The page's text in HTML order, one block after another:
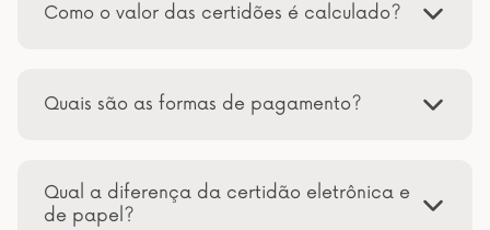
Como o valor das certidões é calculado?
Quais são as formas de pagamento?
Qual a diferença da certidão eletrônica e
de papel?